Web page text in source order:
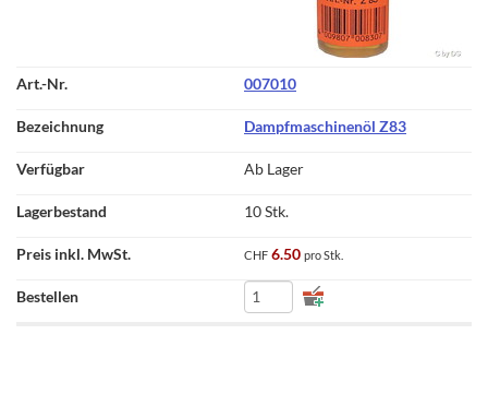
007010
Dampfmaschinenöl Z83
Ab Lager
10 Stk.
CHF 6.50 pro Stk.